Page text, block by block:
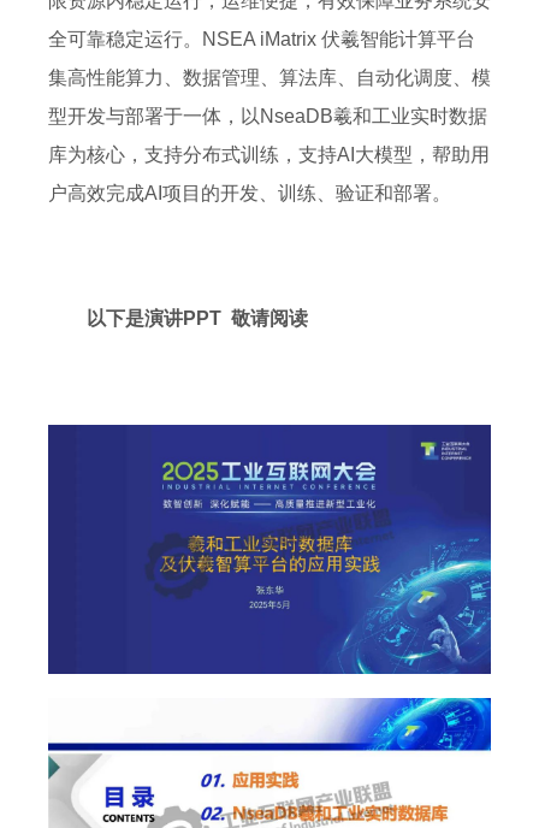
全可靠稳定运行。NSEA iMatrix 伏羲智能计算平台
集高性能算力、数据管理、算法库、自动化调度、模
型开发与部署于一体，以NseaDB羲和工业实时数据
库为核心，支持分布式训练，支持AI大模型，帮助用
户高效完成AI项目的开发、训练、验证和部署。
以下是演讲PPT 敬请阅读